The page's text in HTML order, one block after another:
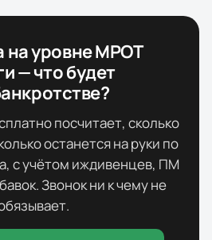
на уровне МРОТ
— что будет
посчитает, сколько
останется на руки по
с учётом иждивенцев, ПМ
Звонок ни к чему не